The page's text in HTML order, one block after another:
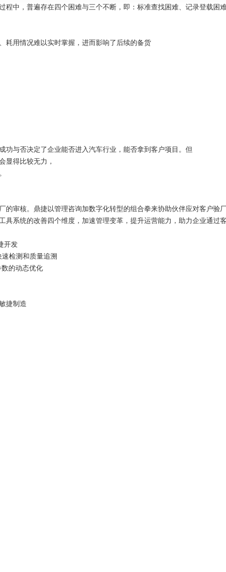
程中，普遍存在四个困难与三个不断，即：标准查找困难、记录登载困
耗用情况难以实时掌握，进而影响了后续的备货
功与否决定了企业能否进入汽车行业，能否拿到客户项目。但
显得比较无力，
的审核。鼎捷以管理咨询加数字化转型的组合拳来协助伙伴应对客户验
具系统的改善四个维度，加速管理变革，提升运营能力，助力企业通过客
开发
检测和质量追溯
的动态优化
捷制造